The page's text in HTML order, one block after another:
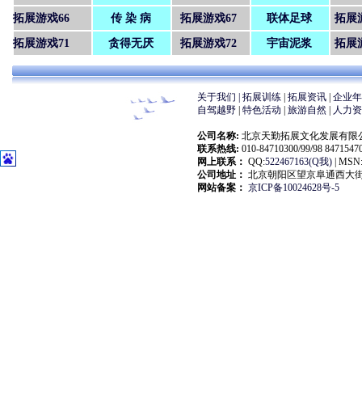
拓展游戏66 传 染 病 拓展游戏67 联体足球 拓
拓展游戏71 贪得无厌 拓展游戏72 宇宙泥浆 拓
关于我们 |拓展训练 |拓展资讯 |企业
自驾越野 |特色活动 |旅游自然 人力
公司名称: 北京天勤拓展文化发展有限
联系热线: 010-84710300/99/98
网上联系： QQ:522467163(Q我) |
公司地址： 北京朝阳区望京阜通西大
网站备案： 京ICP备10024628号-5